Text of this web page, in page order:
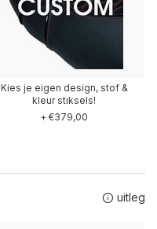
Kies je eigen design, stof &
kleur stiksels!
+ €379,00
uitleg